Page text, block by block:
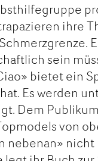
ihre
sein
bietet ein
Es werden
Dem
von
nebenan»